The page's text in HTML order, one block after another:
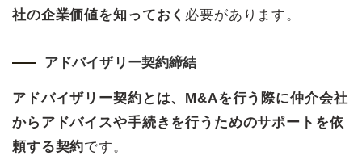
社の企業価値を知っておく 必要があります。
アドバイザリー契約締結
アドバイザリー契約とは、M&Aを行う際に仲介会社
からアドバイスや手続きを行うためのサポートを依
頼する契約です。